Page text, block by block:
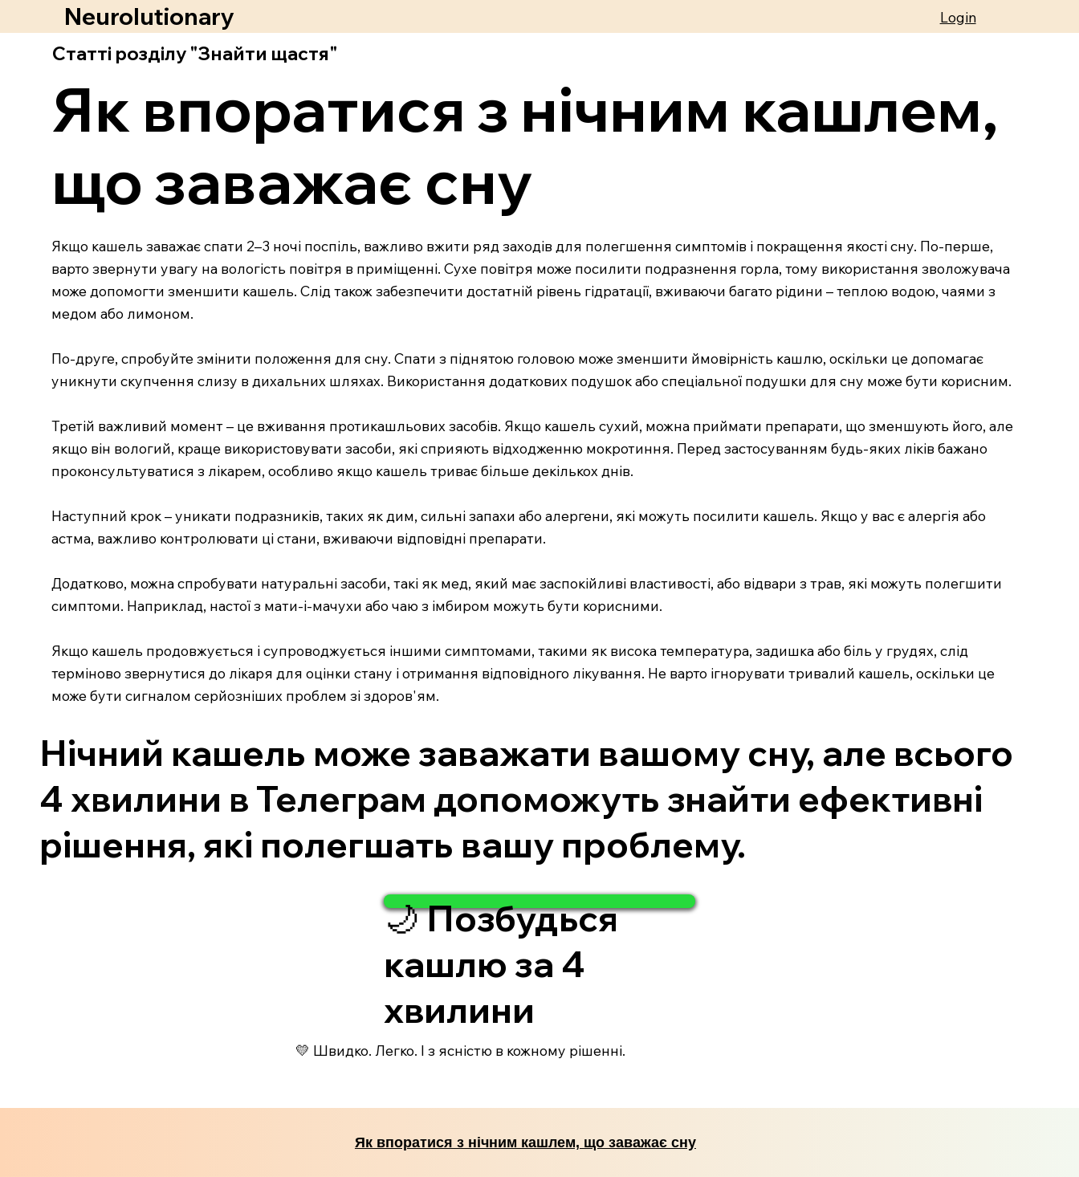
Neurolutionary Login
Статті розділу "Знайти щастя"
Як впоратися з нічним кашлем,
що заважає сну
Якщо кашель заважає спати 2–3 ночі поспіль, важливо вжити ряд заходів для полегшення симптомів і покращення якості сну. По-перше,
варто звернути увагу на вологість повітря в приміщенні. Сухе повітря може посилити подразнення горла, тому використання зволожувача
може допомогти зменшити кашель. Слід також забезпечити достатній рівень гідратації, вживаючи багато рідини – теплою водою, чаями з
медом або лимоном.
По-друге, спробуйте змінити положення для сну. Спати з піднятою головою може зменшити ймовірність кашлю, оскільки це допомагає
уникнути скупчення слизу в дихальних шляхах. Використання додаткових подушок або спеціальної подушки для сну може бути корисним.
Третій важливий момент – це вживання протикашльових засобів. Якщо кашель сухий, можна приймати препарати, що зменшують його, але
якщо він вологий, краще використовувати засоби, які сприяють відходженню мокротиння. Перед застосуванням будь-яких ліків бажано
проконсультуватися з лікарем, особливо якщо кашель триває більше декількох днів.
Наступний крок – уникати подразників, таких як дим, сильні запахи або алергени, які можуть посилити кашель. Якщо у вас є алергія або
астма, важливо контролювати ці стани, вживаючи відповідні препарати.
Додатково, можна спробувати натуральні засоби, такі як мед, який має заспокійливі властивості, або відвари з трав, які можуть полегшити
симптоми. Наприклад, настої з мати-і-мачухи або чаю з імбиром можуть бути корисними.
Якщо кашель продовжується і супроводжується іншими симптомами, такими як висока температура, задишка або біль у грудях, слід
терміново звернутися до лікаря для оцінки стану і отримання відповідного лікування. Не варто ігнорувати тривалий кашель, оскільки це
може бути сигналом серйозніших проблем зі здоров'ям.
Нічний кашель може заважати вашому сну, але всього
4 хвилини в Телеграм допоможуть знайти ефективні
рішення, які полегшать вашу проблему.
🌙 Позбудься
кашлю за 4
хвилини
💛 Швидко. Легко. І з ясністю в кожному рішенні.
Як впоратися з нічним кашлем, що заважає сну